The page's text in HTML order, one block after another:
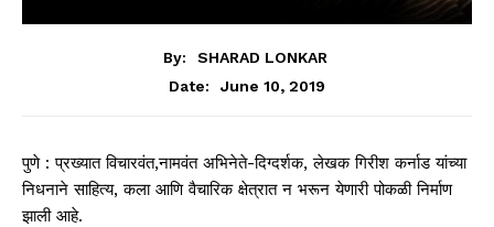
By:
SHARAD LONKAR
Date:
June 10, 2019
पुणे : प्रख्यात विचारवंत,नामवंत अभिनेते-दिग्दर्शक, लेखक गिरीश कर्नाड यांच्या
निधनाने साहित्य, कला आणि वैचारिक क्षेत्रात न भरून येणारी पोकळी निर्माण
झाली आहे.